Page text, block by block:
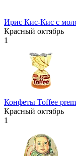
Ирис Кис-Кис с
Красный октябрь
1
Конфеты Toffee
Красный октябрь
1